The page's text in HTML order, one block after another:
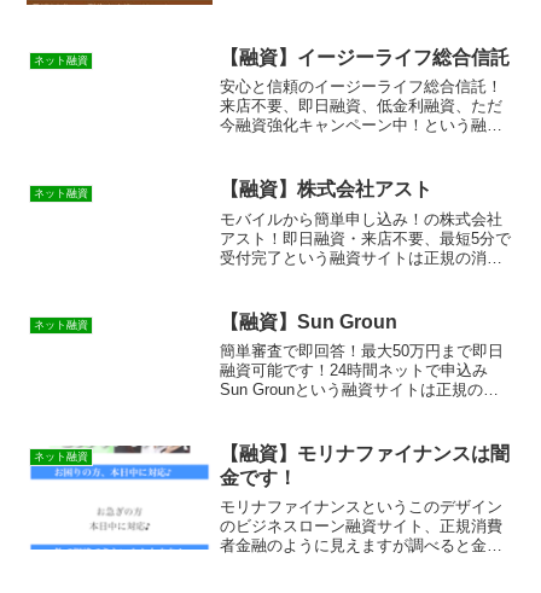
ネット融資 【融資】イージーライフ総合信託
安心と信頼のイージーライフ総合信託！
来店不要、即日融資、低金利融資、ただ
今融資強化キャンペーン中！という融資
ださい！ランダムなURLを与えられたス
マホ専用の闇金サイトな...
ネット融資 【融資】株式会社アスト
モバイルから簡単申し込み！の株式会社
アスト！即日融資・来店不要、最短5分で
受付完了という融資サイトは正規の消費
URLを与えられたスマホ専用の闇金サイ
トなので時間が経てば...
ネット融資 【融資】Sun Groun
簡単審査で即回答！最大50万円まで即日
融資可能です！24時間ネットで申込み
Sun Grounという融資サイトは正規の消
なURLを与えられたスマホ専用の闇金サ
イトなので時...
ネット融資
【融資】モリナファイナンスは闇
金です！
モリナファイナンスというこのデザイン
のビジネスローン融資サイト、正規消費
者金融のように見えますが 調べると金融